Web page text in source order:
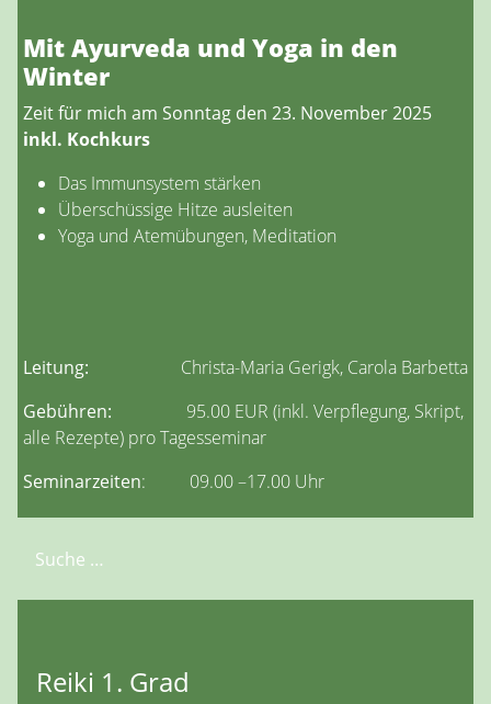
Mit Ayurveda und Yoga in den
Winter
Zeit für mich am Sonntag den 23. November 2025
inkl. Kochkurs
Das Immunsystem stärken
Überschüssige Hitze ausleiten
Yoga und Atemübungen, Meditation
Leitung: Christa-Maria Gerigk, Carola Barbetta
Gebühren: 95.00 EUR (inkl. Verpflegung, Skript,
alle Rezepte) pro Tagesseminar
Seminarzeiten: 09.00 –17.00 Uhr
Suchen
Reiki 1. Grad